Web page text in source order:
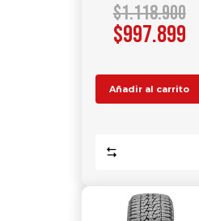
$1.118.900
$997.899
Añadir al carrito